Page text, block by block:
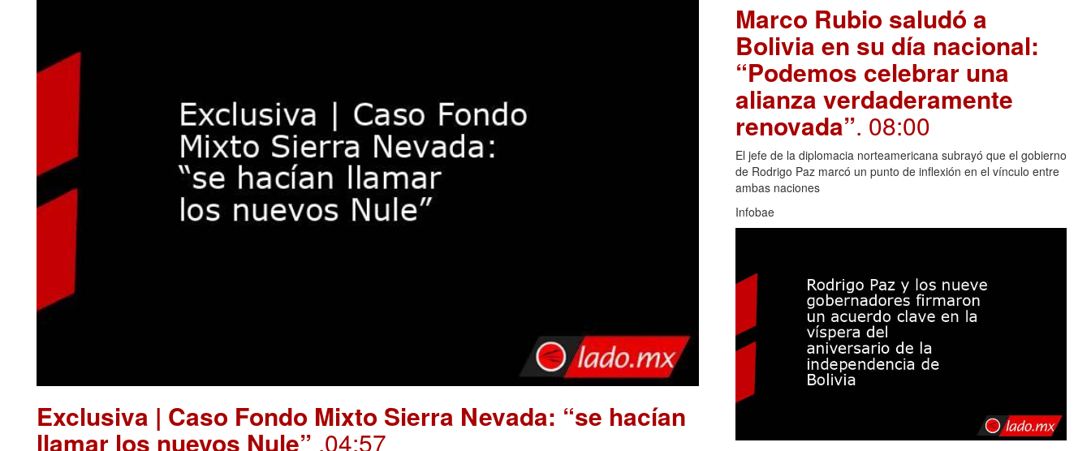
Exclusiva | Caso Fondo Mixto Sierra Nevada: “se hacían
llamar los nuevos Nule” .04:57
Marco Rubio saludó a
Bolivia en su día nacional:
“Podemos celebrar una
alianza verdaderamente
renovada”. 08:00
El jefe de la diplomacia norteamericana subrayó que el gobierno
de Rodrigo Paz marcó un punto de inflexión en el vínculo entre
ambas naciones
Infobae